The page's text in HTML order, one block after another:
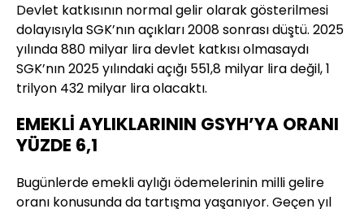
Devlet katkısının normal gelir olarak gösterilmesi
dolayısıyla SGK’nın açıkları 2008 sonrası düştü. 2025
yılında 880 milyar lira devlet katkısı olmasaydı
SGK’nın 2025 yılındaki açığı 551,8 milyar lira değil, 1
trilyon 432 milyar lira olacaktı.
EMEKLİ AYLIKLARININ GSYH’YA ORANI
YÜZDE 6,1
Bugünlerde emekli aylığı ödemelerinin milli gelire
oranı konusunda da tartışma yaşanıyor. Geçen yıl